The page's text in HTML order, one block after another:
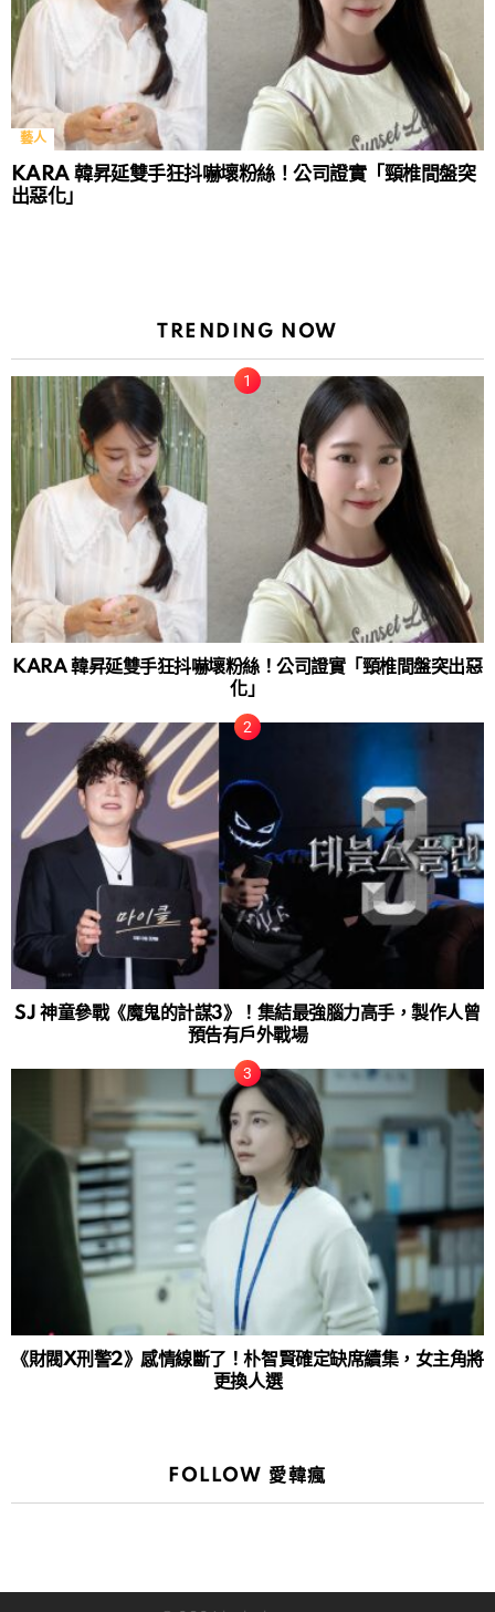
藝人
KARA 韓昇延雙手狂抖嚇壞粉絲！公司證實「頸椎間盤突
出惡化」
TRENDING NOW
KARA 韓昇延雙手狂抖嚇壞粉絲！公司證實「頸椎間盤突出惡
化」
SJ 神童參戰《魔鬼的計謀3》！集結最強腦力高手，製作人曾
預告有戶外戰場
《財閥X刑警2》感情線斷了！朴智賢確定缺席續集，女主角將
更換人選
FOLLOW 愛韓瘋